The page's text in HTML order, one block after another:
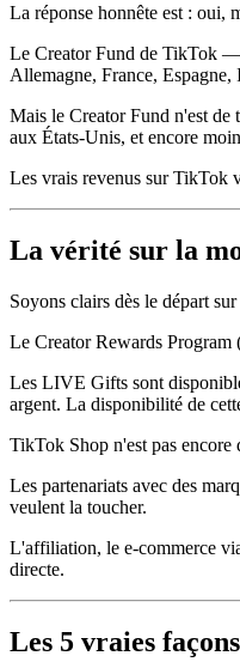
La réponse honnête est : oui,
Le Creator Fund de TikTok —
Allemagne, France,
Mais le Creator Fund n'est de
aux États-Unis, et encore
Les vrais revenus sur TikTok
La vérité sur la
Soyons clairs dès le départ
Le Creator Rewards Program
Les LIVE Gifts sont
argent. La disponibilité de
TikTok Shop n'est pas encore
Les partenariats avec des
veulent la toucher.
L'affiliation, le e-commerce
directe.
Les 5 vraies